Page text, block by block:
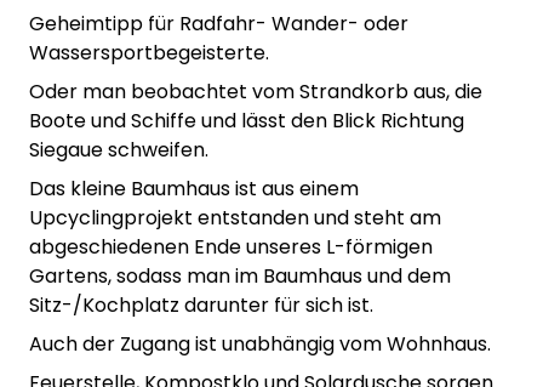
Geheimtipp für Radfahr- Wander- oder
Wassersportbegeisterte.
Oder man beobachtet vom Strandkorb aus, die
Boote und Schiffe und lässt den Blick Richtung
Siegaue schweifen.
Das kleine Baumhaus ist aus einem
Upcyclingprojekt entstanden und steht am
abgeschiedenen Ende unseres L-förmigen
Gartens, sodass man im Baumhaus und dem
Sitz-/Kochplatz darunter für sich ist.
Auch der Zugang ist unabhängig vom Wohnhaus.